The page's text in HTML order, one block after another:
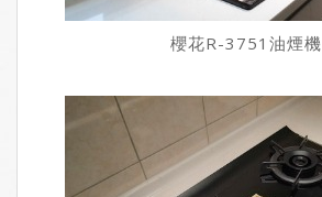
櫻花R-3751油煙機